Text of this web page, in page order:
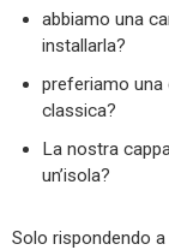
abbiamo una
installarla?
preferiamo una
classica?
La nostra
un’isola?
Solo rispondendo